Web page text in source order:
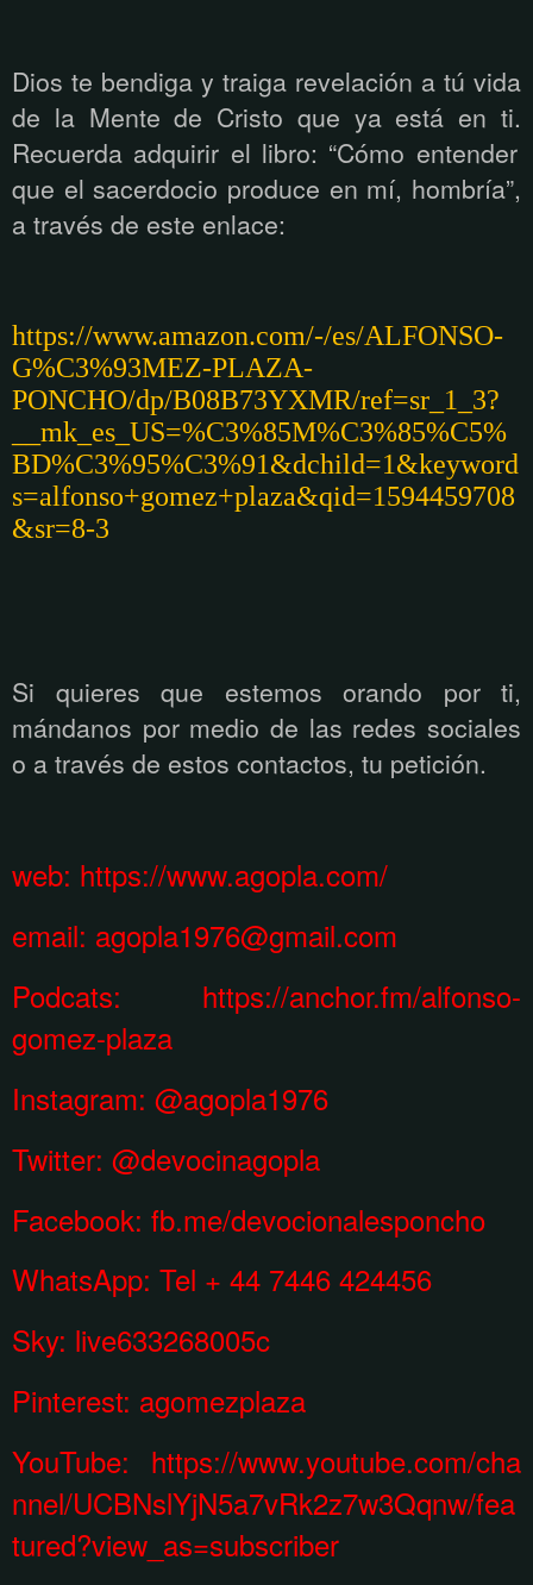
Dios te bendiga y traiga revelación a tú vida
de la Mente de Cristo que ya está en ti.
Recuerda adquirir el libro: “Cómo entender
que el sacerdocio produce en mí, hombría”,
a través de este enlace:
https://www.amazon.com/-/es/ALFONSO-
G%C3%93MEZ-PLAZA-
PONCHO/dp/B08B73YXMR/ref=sr_1_3?
__mk_es_US=%C3%85M%C3%85%C5%
BD%C3%95%C3%91&dchild=1&keyword
s=alfonso+gomez+plaza&qid=1594459708
&sr=8-3
Si quieres que estemos orando por ti,
mándanos por medio de las redes sociales
o a través de estos contactos, tu petición.
web: https://www.agopla.com/
email: agopla1976@gmail.com
Podcats: https://anchor.fm/alfonso-
gomez-plaza
Instagram: @agopla1976
Twitter: @devocinagopla
Facebook: fb.me/devocionalesponcho
WhatsApp: Tel + 44 7446 424456
Sky: live633268005c
Pinterest: agomezplaza
YouTube: https://www.youtube.com/cha
nnel/UCBNslYjN5a7vRk2z7w3Qqnw/fea
tured?view_as=subscriber